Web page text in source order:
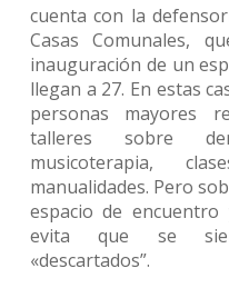
cuenta con la
Casas Comunales,
inauguración de un
llegan a 27. En estas
personas mayores
talleres sobre
musicoterapia,
manualidades. Pero
espacio de
evita que se
«descartados”.